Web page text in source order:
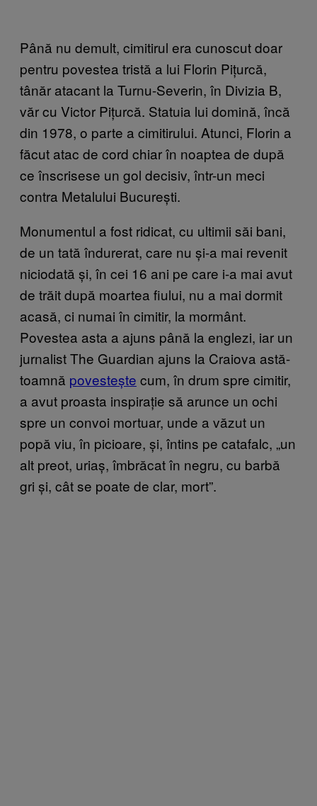
Până nu demult, cimitirul era cunoscut doar
pentru povestea tristă a lui Florin Pițurcă,
tânăr atacant la Turnu-Severin, în Divizia B,
văr cu Victor Pițurcă. Statuia lui domină, încă
din 1978, o parte a cimitirului. Atunci, Florin a
făcut atac de cord chiar în noaptea de după
ce înscrisese un gol decisiv, într-un meci
contra Metalului București.
Monumentul a fost ridicat, cu ultimii săi bani,
de un tată îndurerat, care nu și-a mai revenit
niciodată și, în cei 16 ani pe care i-a mai avut
de trăit după moartea fiului, nu a mai dormit
acasă, ci numai în cimitir, la mormânt.
Povestea asta a ajuns până la englezi, iar un
jurnalist The Guardian ajuns la Craiova astă-
toamnă povestește cum, în drum spre cimitir,
a avut proasta inspirație să arunce un ochi
spre un convoi mortuar, unde a văzut un
popă viu, în picioare, și, întins pe catafalc, „un
alt preot, uriaș, îmbrăcat în negru, cu barbă
gri și, cât se poate de clar, mort”.